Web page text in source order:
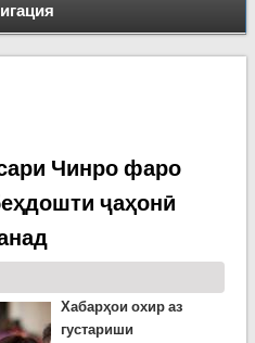
Чинро фаро
ҷаҳонӣ
Хабарҳои охир аз
густариши